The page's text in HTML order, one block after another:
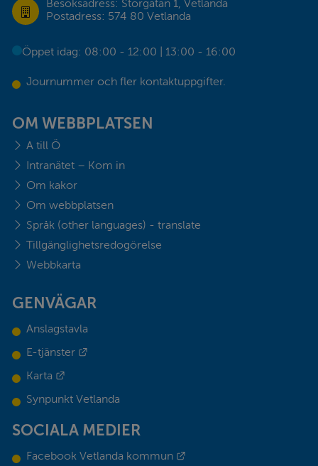
Besöksadress: Storgatan 1, Vetlanda
Postadress: 574 80 Vetlanda
Öppet idag: 08:00 - 12:00 | 13:00 - 16:00
Journummer och fler kontaktuppgifter.
OM WEBBPLATSEN
A till Ö
Intranätet – Kom in
Om kakor
Om webbplatsen
Språk (other languages) - translate
Tillgänglighetsredogörelse
Webbkarta
GENVÄGAR
Anslagstavla
E-tjänster
Karta
Synpunkt Vetlanda
SOCIALA MEDIER
Facebook Vetlanda kommun